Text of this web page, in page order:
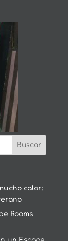
calor:
Rooms